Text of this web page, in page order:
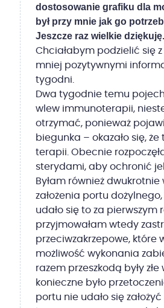
dostosowanie grafiku dla
był przy mnie jak go
Jeszcze raz wielkie dziękuję.
Chciałabym podzielić się
mniej pozytywnymi
tygodni.
Dwa tygodnie temu
wlew immunoterapii,
otrzymać, ponieważ
biegunka – okazało się,
terapii. Obecnie
sterydami, aby ochronić
Byłam również
założenia portu
udało się to za pierwszym
przyjmowałam wtedy
przeciwzakrzepowe, które
możliwość wykonania
razem przeszkodą były złe
konieczne było
portu nie udało się